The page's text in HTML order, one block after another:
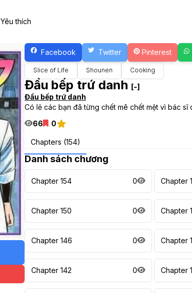
Yêu thích
Facebook Twitter Pinterest
Slice of Life Shounen Cooking
Đầu bếp trứ danh [-]
Đầu bếp trứ danh
Có lẽ các bạn đã từng chết mê chết mệt vì bác
66
0
Chapters (154)
Danh sách chương
Chapter 154 0 Chapter
Chapter 150 0 Chapter
Chapter 146 0 Chapter
Chapter 142 0 Chapter